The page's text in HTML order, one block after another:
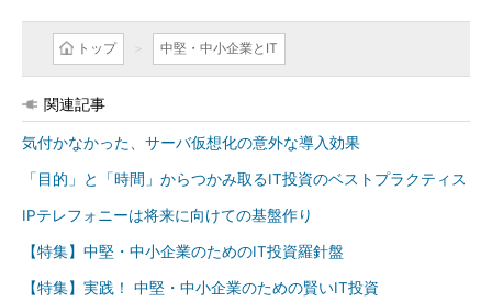
トップ 中堅・中小企業とIT
関連記事
気付かなかった、サーバ仮想化の意外な導入効果
「目的」と「時間」からつかみ取るIT投資のベストプラクティス
IPテレフォニーは将来に向けての基盤作り
【特集】中堅・中小企業のためのIT投資羅針盤
【特集】実践！ 中堅・中小企業のための賢いIT投資